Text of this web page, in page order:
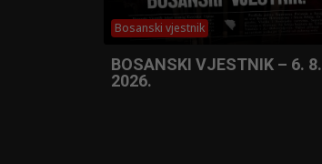
Bosanski vjestnik
BOSANSKI VJESTNIK – 6. 8.
2026.